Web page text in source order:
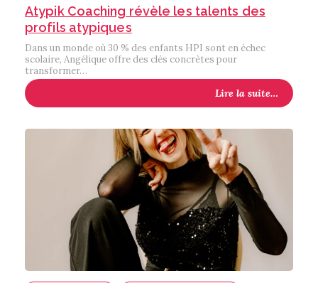
Atypik Coaching révèle les talents des
profils atypiques
Dans un monde où 30 % des enfants HPI sont en échec
scolaire, Angélique offre des clés concrètes pour
transformer…
Lire la suite…